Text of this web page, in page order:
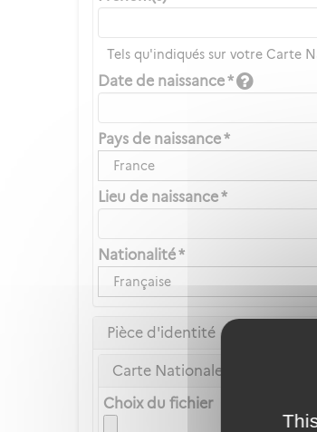
Tels qu'indiqués sur votre Carte
Date de naissance *
Pays de naissance *
France
Lieu de naissance *
Nationalité *
Française
Pièce d'identité
Carte Nationale d'Identité ou
Choix du fichier